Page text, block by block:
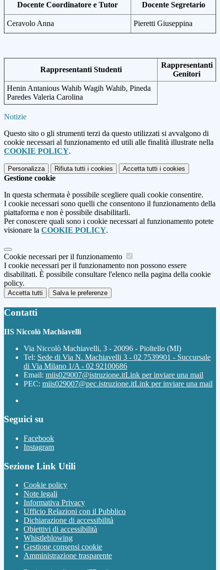
Docente Coordinatore e Tutor Docente Segretario
Ceravolo Anna Pieretti Giuseppina
Rappresentanti Studenti
Rappresentanti
Genitori
Henin Antanious Wahib Wagih Wahib, Pineda
Paredes Valeria Carolina
Notizie
Questo sito o gli strumenti terzi da questo utilizzati si avvalgono di
cookie necessari al funzionamento ed utili alle finalità illustrate nella
COOKIE POLICY.
Personalizza Rifiuta tutti i cookies Accetta tutti i cookies
Gestione cookie
In questa schermata è possibile scegliere quali cookie consentire.
I cookie necessari sono quelli che consentono il funzionamento della
piattaforma e non è possibile disabilitarli.
Per conoscere quali sono i cookie necessari al funzionamento potete
visionare la COOKIE POLICY.
Cookie necessari per il funzionamento
I cookie necessari per il funzionamento non possono essere
disabilitati. È possibile consultare l'elenco nella pagina della cookie
policy.
Accetta tutti Salva le preferenze
Contatti
IIS Niccolò Machiavelli
Via Niccolò Machiavelli, 3 - 20096 - Pioltello (MI)
Tel: Sede di Via N. Machiavelli 3 - 02 7539901 - Succursale
di Via Milano 1/A - 02 92100686
Email: miis029007@istruzione.itLink per inviare una mail
PEC: miis029007@pec.istruzione.itLink per inviare una mail
Seguici su
Facebook
Instagram
Sezione Link Utili
Cookie policy
Note legali
Informativa Privacy
Ufficio Relazioni con il Pubblico
Dichiarazione di accessibilità
Obiettivi di accessibilità
Whistleblowing
Gestione consensi cookie
Amministrazione trasparente